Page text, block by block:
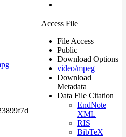
Access File
File Access
Public
Download Options
video/mpeg
Download
Metadata
Data File Citation
EndNote
XML
RIS
BibTeX